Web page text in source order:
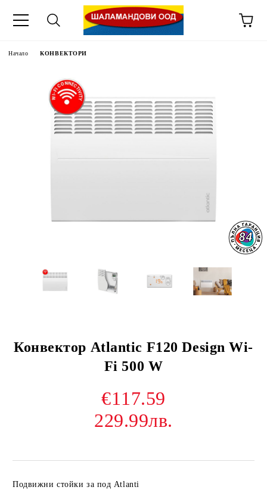
Начало КОНВЕКТОРИ
Конвектор Atlantic F120 Design Wi-
Fi 500 W
€117.59
229.99лв.
Подвижни стойки за под Atlanti